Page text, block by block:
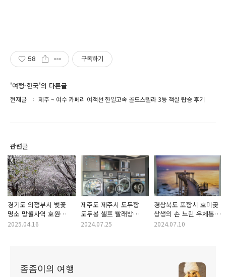
58 구독하기
'여행-한국'의 다른글
현재글 제주 ~ 여수 카페리 여객선 한일고속 골드스텔라 3등 객실 탑승 후기
관련글
경기도 의정부시 벚꽃
명소 망월사역 호원
벚꽃길 2025년 벚꽃
2025.04.16
제주도 제주시 도두항
도두봉 셀프 빨래방
더런드리 제주도두점
2024.07.25
경상북도 포항시 호미곶
상생의 손 느린 우체통
엽서, 포항우체국 과메기
2024.07.10
좀좀이의 여행